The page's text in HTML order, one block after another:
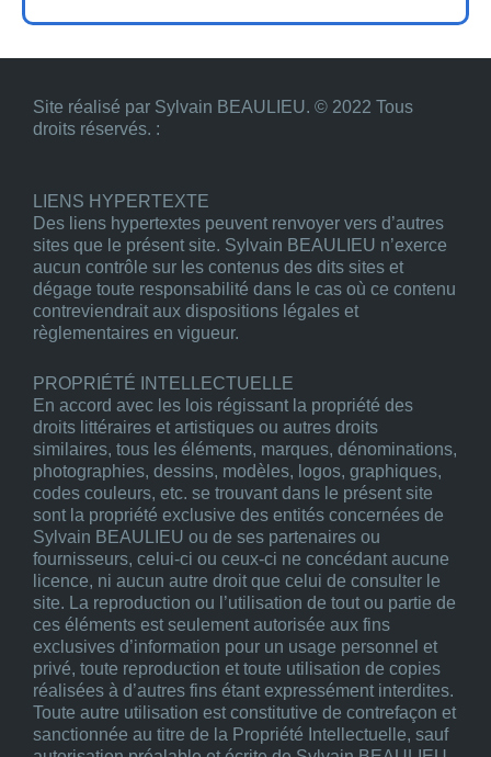
Site réalisé par Sylvain BEAULIEU. © 2022 Tous
droits réservés. :
LIENS HYPERTEXTE
Des liens hypertextes peuvent renvoyer vers d’autres
sites que le présent site. Sylvain BEAULIEU n’exerce
aucun contrôle sur les contenus des dits sites et
dégage toute responsabilité dans le cas où ce contenu
contreviendrait aux dispositions légales et
règlementaires en vigueur.
PROPRIÉTÉ INTELLECTUELLE
En accord avec les lois régissant la propriété des
droits littéraires et artistiques ou autres droits
similaires, tous les éléments, marques, dénominations,
photographies, dessins, modèles, logos, graphiques,
codes couleurs, etc. se trouvant dans le présent site
sont la propriété exclusive des entités concernées de
Sylvain BEAULIEU ou de ses partenaires ou
fournisseurs, celui-ci ou ceux-ci ne concédant aucune
licence, ni aucun autre droit que celui de consulter le
site. La reproduction ou l’utilisation de tout ou partie de
ces éléments est seulement autorisée aux fins
exclusives d’information pour un usage personnel et
privé, toute reproduction et toute utilisation de copies
réalisées à d’autres fins étant expressément interdites.
Toute autre utilisation est constitutive de contrefaçon et
sanctionnée au titre de la Propriété Intellectuelle, sauf